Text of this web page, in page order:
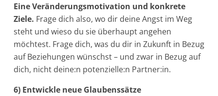
Eine Veränderungsmotivation und konkrete
Ziele. Frage dich also, wo dir deine Angst im Weg
steht und wieso du sie überhaupt angehen
möchtest. Frage dich, was du dir in Zukunft in Bezug
auf Beziehungen wünschst – und zwar in Bezug auf
dich, nicht deine:n potenzielle:n Partner:in.
6) Entwickle neue Glaubenssätze